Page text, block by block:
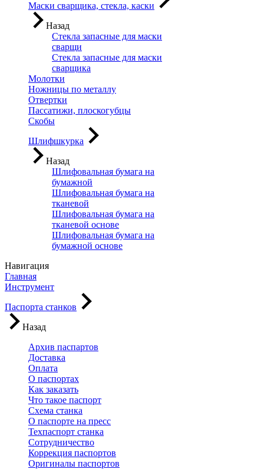
Маски сварщика, стекла, каски
Назад
Стекла запасные для маски
сварщи
Стекла запасные для маски
сварщика
Молотки
Ножницы по металлу
Отвертки
Пассатижи, плоскогубцы
Скобы
Шлифшкурка
Назад
Шлифовальная бумага на
бумажной
Шлифовальная бумага на
тканевой
Шлифовальная бумага на
тканевой основе
Шлифовальная бумага на
бумажной основе
Навигация
Главная
Инструмент
Паспорта станков
Назад
Архив паспартов
Доставка
Оплата
О паспортах
Как заказать
Что такое паспорт
Схема станка
О паспорте на пресс
Техпаспорт станка
Сотрудничество
Коррекция паспортов
Оригиналы паспортов